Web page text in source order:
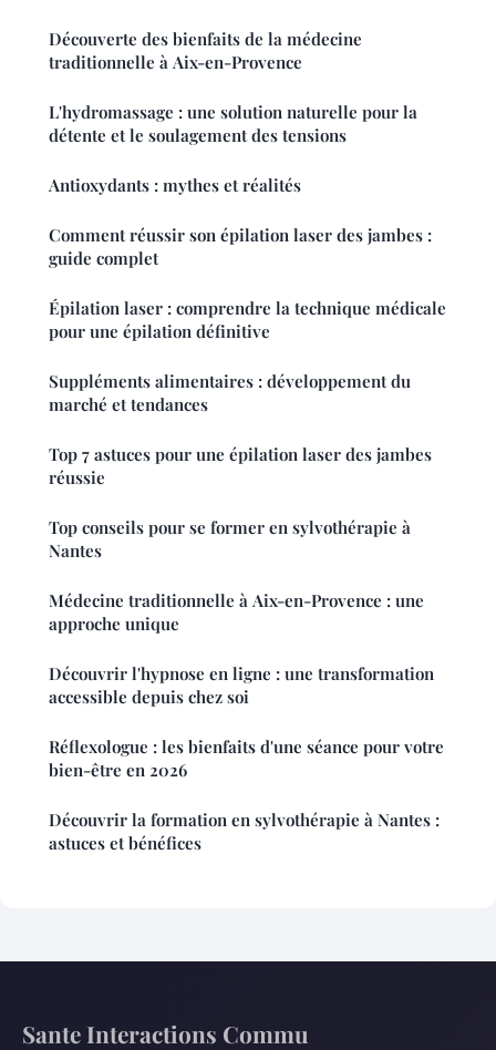
Découverte des bienfaits de la médecine
traditionnelle à Aix-en-Provence
L'hydromassage : une solution naturelle pour la
détente et le soulagement des tensions
Antioxydants : mythes et réalités
Comment réussir son épilation laser des jambes :
guide complet
Épilation laser : comprendre la technique médicale
pour une épilation définitive
Suppléments alimentaires : développement du
marché et tendances
Top 7 astuces pour une épilation laser des jambes
réussie
Top conseils pour se former en sylvothérapie à
Nantes
Médecine traditionnelle à Aix-en-Provence : une
approche unique
Découvrir l'hypnose en ligne : une transformation
accessible depuis chez soi
Réflexologue : les bienfaits d'une séance pour votre
bien-être en 2026
Découvrir la formation en sylvothérapie à Nantes :
astuces et bénéfices
Sante Interactions Commu